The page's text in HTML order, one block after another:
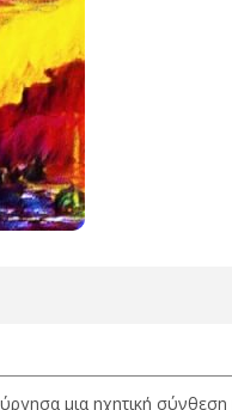
μια ηχητική σύνθεση